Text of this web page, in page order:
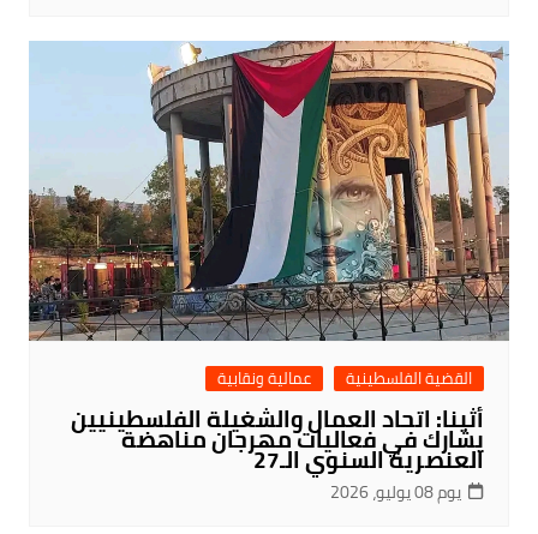
القضية الفلسطينية عمالية ونقابية
أثينا: اتحاد العمال والشغيلة الفلسطينيين
يشارك في فعاليات مهرجان مناهضة
العنصرية السنوي الـ27
يوم 08 يوليو، 2026